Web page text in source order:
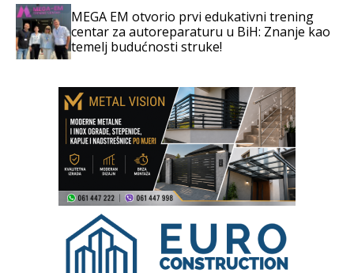
MEGA EM otvorio prvi edukativni trening
centar za autoreparaturu u BiH: Znanje kao
temelj budućnosti struke!